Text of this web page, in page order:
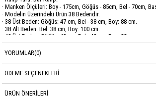
· Manken Ölçüleri: Boy - 175cm, Göğüs - 85cm, Bel - 70cm,
· Modelin Üzerindeki Ürün 38 Bedendir.
· 38 Üst Beden: Göğüs: 47 cm, Bel - 38 cm, Boy: 88 cm.
· 38 Alt Beden: Bel: 38 cm, Boy: 100 cm.
· 40 Üst Beden: Göğüs: 49 cm, Bel - 40 cm, Boy: 88 cm.
· 40 Alt Beden: Bel: 40 cm, Boy: 100 cm.
· 42 Üst Beden: Göğüs: 51 cm, Bel - 42 cm, Boy: 88 cm.
· 42 Alt Beden: Bel: 42 cm, Boy: 100 cm.
· 44 Üst Beden: Göğüs: 53 cm, Bel - 44 cm, Boy: 88 cm.
· 44 Alt Beden: Bel: 44 cm, Boy: 100 cm.
· 46 Alt Beden: Bel: 46 cm, Boy: 100 cm.
YORUMLAR(0)
ÖDEME SEÇENEKLERI
ÜRÜN ÖNERILERI